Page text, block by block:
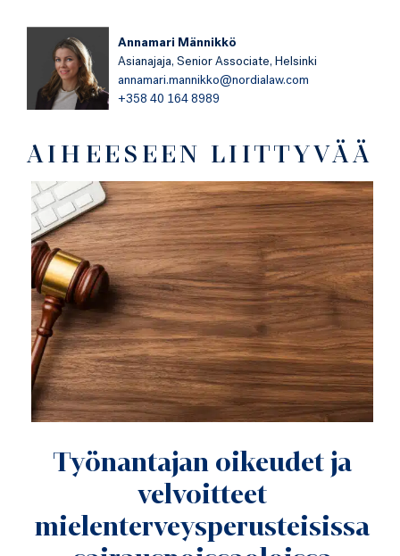
Annamari Männikkö
Asianajaja, Senior Associate, Helsinki
annamari.mannikko@nordialaw.com
+358 40 164 8989
AIHEESEEN LIITTYVÄÄ
Työnantajan oikeudet ja
velvoitteet
mielenterveysperusteisissa